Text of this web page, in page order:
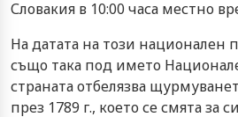
Словакия в 10:00 часа местно
На датата на този национален
също така под името
страната отбелязва
през 1789 г., което се смята за